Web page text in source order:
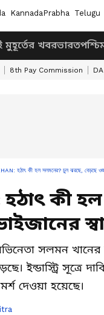
KannadaPrabha Telugu
মুহূর্তের খবরভারত
8th Pay Commission
হঠাৎ কী হল সলমনের? চুল ঝরছে, বেড়ছে ওজন,
হঠাৎ কী
সলমন খানের
ইন্ডাস্ট্রি সূত্রে
দেওয়া হয়েছে।